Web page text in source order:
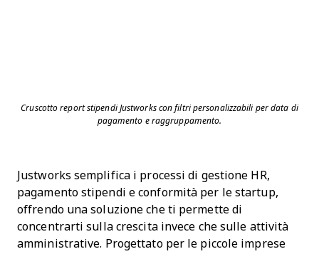
Cruscotto report stipendi Justworks con filtri personalizzabili per data di
pagamento e raggruppamento.
Justworks semplifica i processi di gestione HR,
pagamento stipendi e conformità per le startup,
offrendo una soluzione che ti permette di
concentrarti sulla crescita invece che sulle attività
amministrative. Progettato per le piccole imprese